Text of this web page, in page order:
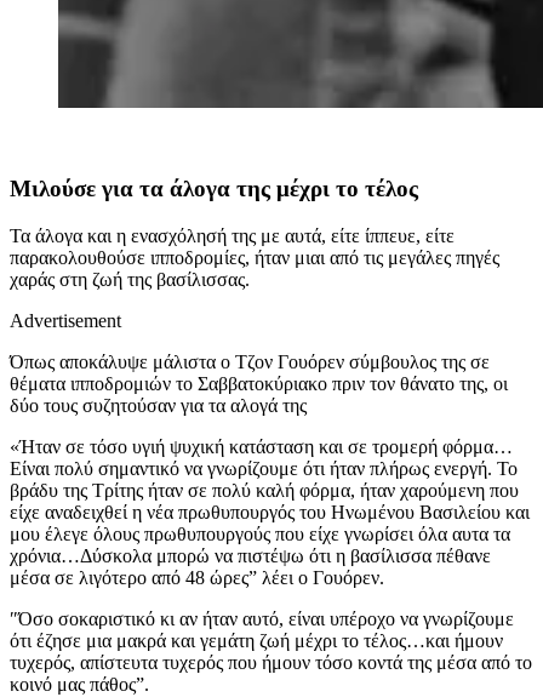
Μιλούσε για τα άλογα της μέχρι το τέλος
Τα άλογα και η ενασχόλησή της με αυτά, είτε ίππευε, είτε
παρακολουθούσε ιπποδρομίες, ήταν μιαι από τις μεγάλες πηγές
χαράς στη ζωή της βασίλισσας.
Advertisement
Όπως αποκάλυψε μάλιστα ο Τζον Γουόρεν σύμβουλος της σε
θέματα ιπποδρομιών το Σαββατοκύριακο πριν τον θάνατο της, οι
δύο τους συζητούσαν για τα αλογά της
«Ήταν σε τόσο υγιή ψυχική κατάσταση και σε τρομερή φόρμα…
Είναι πολύ σημαντικό να γνωρίζουμε ότι ήταν πλήρως ενεργή. Το
βράδυ της Τρίτης ήταν σε πολύ καλή φόρμα, ήταν χαρούμενη που
είχε αναδειχθεί η νέα πρωθυπουργός του Ηνωμένου Βασιλείου και
μου έλεγε όλους πρωθυπουργούς που είχε γνωρίσει όλα αυτα τα
χρόνια…Δύσκολα μπορώ να πιστέψω ότι η βασίλισσα πέθανε
μέσα σε λιγότερο από 48 ώρες” λέει ο Γουόρεν.
″Όσο σοκαριστικό κι αν ήταν αυτό, είναι υπέροχο να γνωρίζουμε
ότι έζησε μια μακρά και γεμάτη ζωή μέχρι το τέλος…και ήμουν
τυχερός, απίστευτα τυχερός που ήμουν τόσο κοντά της μέσα από το
κοινό μας πάθος”.